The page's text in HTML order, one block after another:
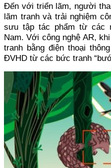
Đến với triển lãm, người
lãm tranh và trải nghiệm
sưu tập tác phẩm từ các
Nam. Với công nghệ AR,
tranh bằng điện thoại
ĐVHD từ các bức tranh